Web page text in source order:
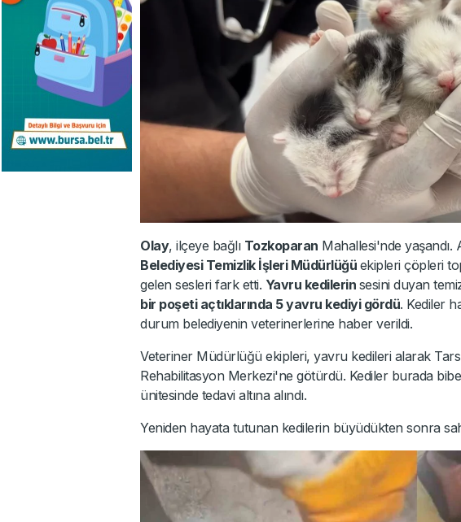
Olay, ilçeye bağlı Tozkoparan Mahallesi'nde yaşandı.
Belediyesi Temizlik İşleri Müdürlüğü ekipleri çöpleri
gelen sesleri fark etti. Yavru kedilerin sesini duyan
bir poşeti açtıklarında 5 yavru kediyi gördü. Kediler
durum belediyenin veterinerlerine haber verildi.
Veteriner Müdürlüğü ekipleri, yavru kedileri alarak
Rehabilitasyon Merkezi'ne götürdü. Kediler burada
ünitesinde tedavi altına alındı.
Yeniden hayata tutunan kedilerin büyüdükten sonra